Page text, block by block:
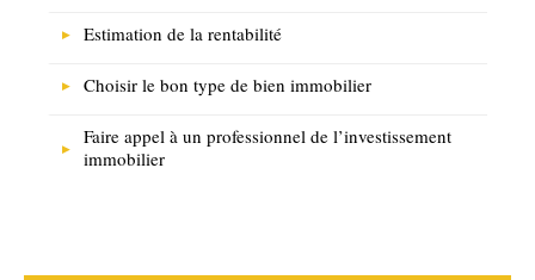
Estimation de la rentabilité
Choisir le bon type de bien immobilier
Faire appel à un professionnel de l’investissement
immobilier